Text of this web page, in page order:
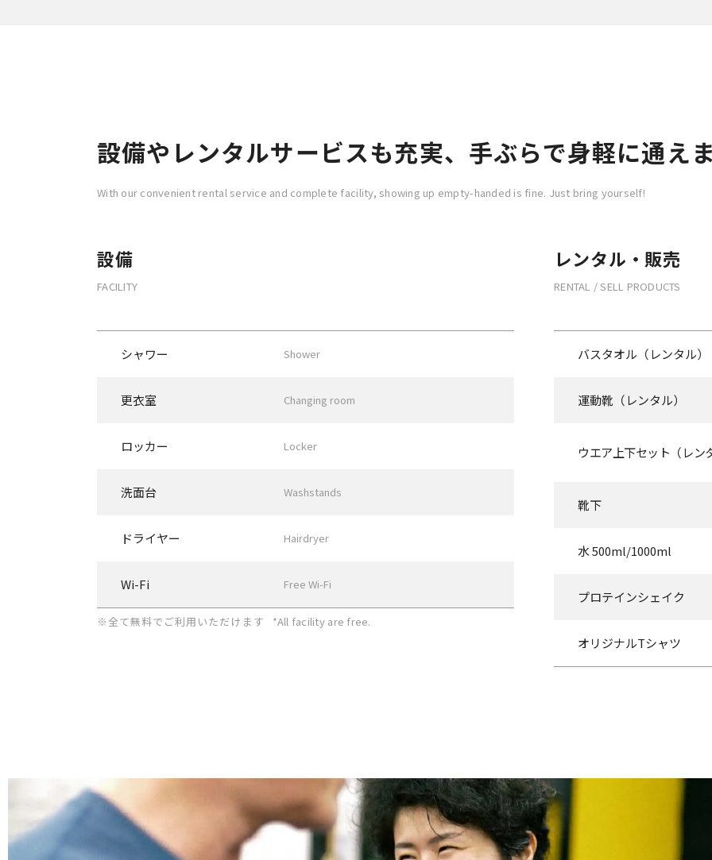
設備やレンタルサービスも充実、手ぶらで身軽に通え
With our convenient rental service and complete facility, showing up empty-handed is fine. Just bring yourself!
設備
FACILITY
シャワー Shower
更衣室 Changing room
ロッカー Locker
洗面台 Washstands
ドライヤー Hairdryer
Wi-Fi Free Wi-Fi
※全て無料でご利用いただけます *All facility are free.
レンタル・販売
RENTAL / SELL PRODUCTS
バスタオル （レンタル）
運動靴 （レンタル）
ウエア上下セット （レ
靴下
水 500ml/1000ml
プロテインシェイク
オリジナルTシャツ